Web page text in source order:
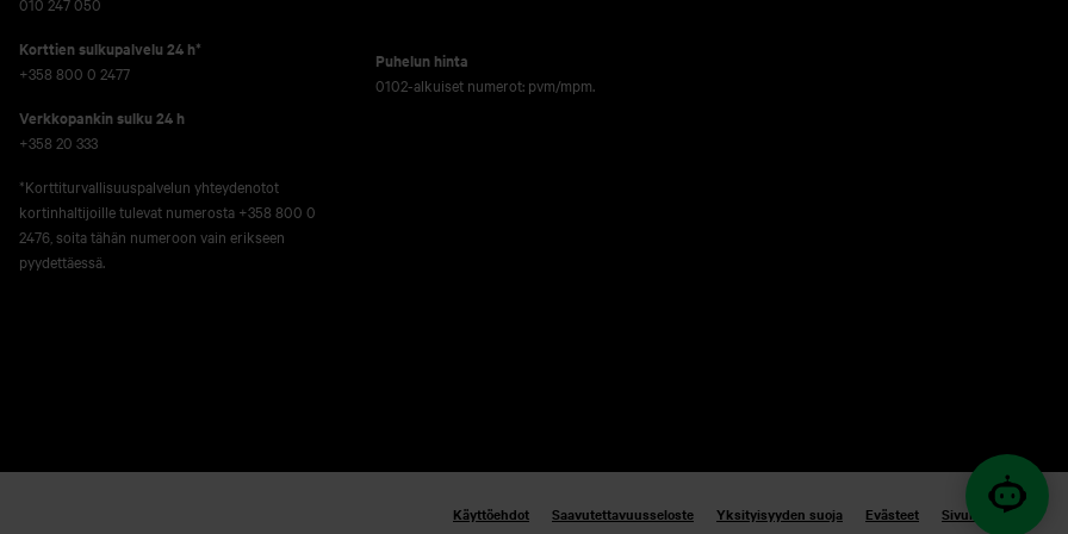
Korttien sulkupalvelu 24 h*
+358 800 0 2477
Verkko­pankin sulku 24 h
+358 20 333
*Korttiturvallisuuspalvelun yhteydenotot
kortinhaltijoille tulevat numerosta +358 800 0
2476, soita tähän numeroon vain erikseen
pyydettäessä.
Puhelun hinta
0102-alkuiset numerot: pvm/mpm.
Käyttöehdot Saavutettavuusseloste Yksityisyyden suoja Evästeet Sivukartta